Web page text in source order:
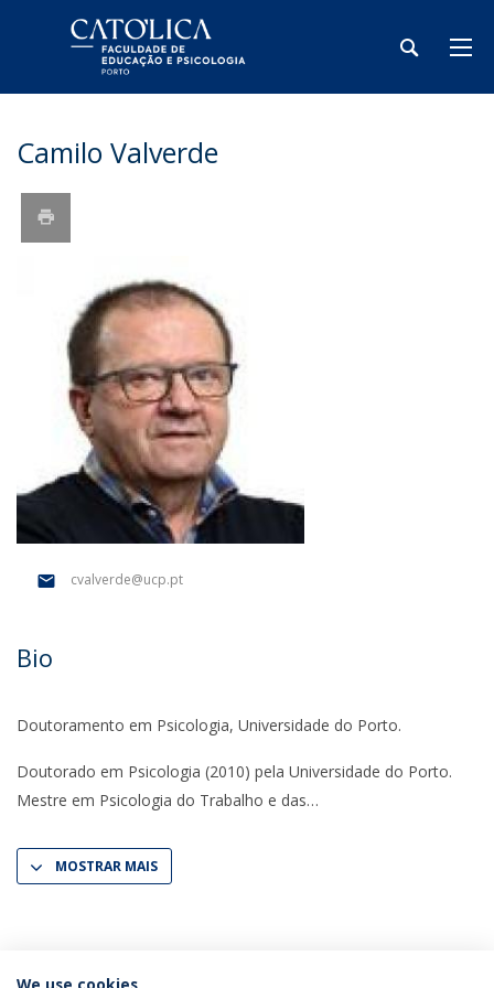
Camilo Valverde
cvalverde@ucp.pt
Bio
Doutoramento em Psicologia, Universidade do Porto.
Doutorado em Psicologia (2010) pela Universidade do Porto.
Mestre em Psicologia do Trabalho e das
MOSTRAR MAIS